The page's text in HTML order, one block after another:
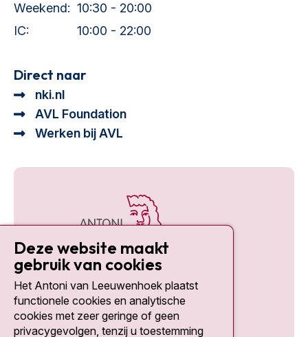
Weekend: 10:30 - 20:00
IC:
10:00 - 22:00
Direct naar
nki.nl
AVL Foundation
Werken bij AVL
Social media
Deze website maakt
gebruik van cookies
Het Antoni van Leeuwenhoek plaatst
functionele cookies en analytische
cookies met zeer geringe of geen
privacygevolgen, tenzij u toestemming